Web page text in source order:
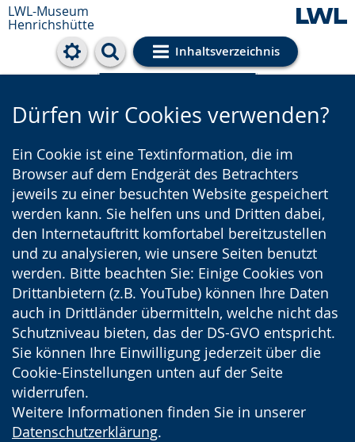
LWL-Museum
Henrichshütte
Inhaltsverzeichnis
Cookie-Einstellungen
Dürfen wir Cookies verwenden?
Ein Cookie ist eine Textinformation, die im
Browser auf dem Endgerät des Betrachters
jeweils zu einer besuchten Website gespeichert
werden kann. Sie helfen uns und Dritten dabei,
den Internetauftritt komfortabel bereitzustellen
und zu analysieren, wie unsere Seiten benutzt
werden. Bitte beachten Sie: Einige Cookies von
Drittanbietern (z.B. YouTube) können Ihre Daten
auch in Drittländer übermitteln, welche nicht das
Schutzniveau bieten, das der DS-GVO entspricht.
Sie können Ihre Einwilligung jederzeit über die
Cookie-Einstellungen unten auf der Seite
widerrufen.
Weitere Informationen finden Sie in unserer
Datenschutzerklärung.